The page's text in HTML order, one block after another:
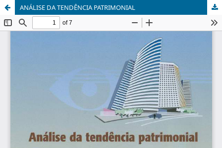
ANÁLISE DA TENDÊNCIA PATRIMONIAL